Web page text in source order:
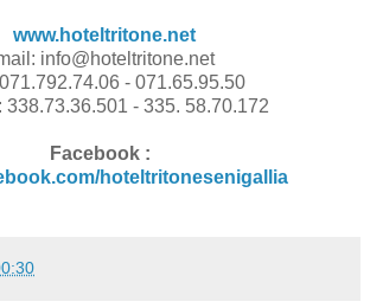
www.hoteltritone.net
info@hoteltritone.net
- 071.65.95.50
338.73.36.501 - 335. 58.70.172
Facebook :
hoteltritonesenigallia